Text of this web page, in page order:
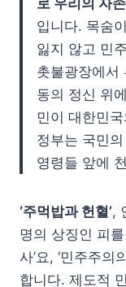
입니다. 목숨
잃지 않고 민
촛불광장에서
동의 정신 위
민이 대한민
정부는 국민
영령들 앞에
‘주먹밥과 헌혈’,
명의 상징인 피
사’요, ‘민주주의
합니다. 제도적